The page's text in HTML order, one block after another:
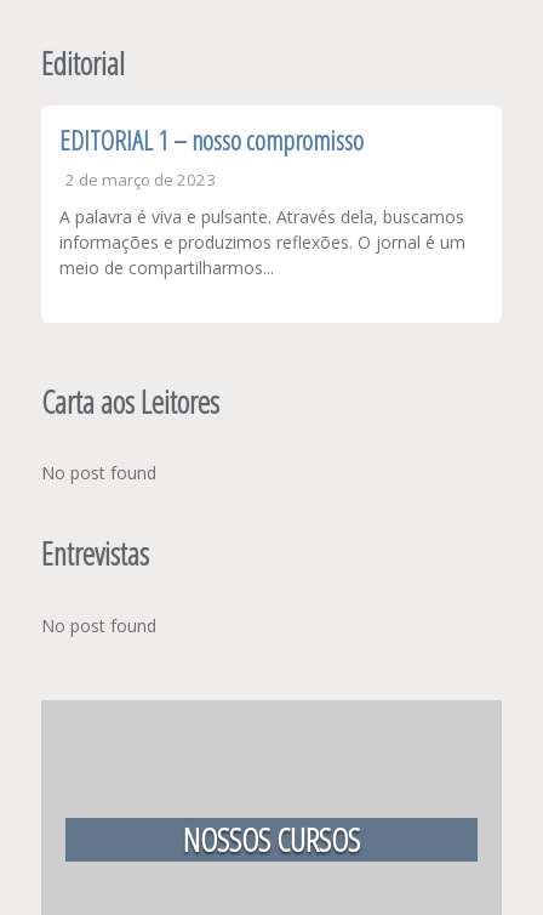
Editorial
EDITORIAL 1 – nosso compromisso
2 de março de 2023
A palavra é viva e pulsante. Através dela, buscamos
informações e produzimos reflexões. O jornal é um
meio de compartilharmos...
Carta aos Leitores
No post found
Entrevistas
No post found
NOSSOS CURSOS